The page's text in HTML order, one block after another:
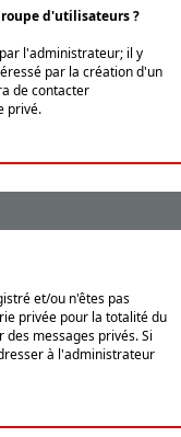
d'utilisateurs ?
l'administrateur; il y
par la création d'un
de contacter
privé.
et/ou n'êtes pas
privée pour la totalité du
messages privés. Si
à l'administrateur